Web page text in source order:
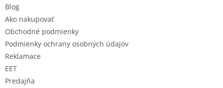
Blog
Ako nakupovať
Obchodné podmienky
Podmienky ochrany osobných údajov
Reklamace
EET
Predajňa